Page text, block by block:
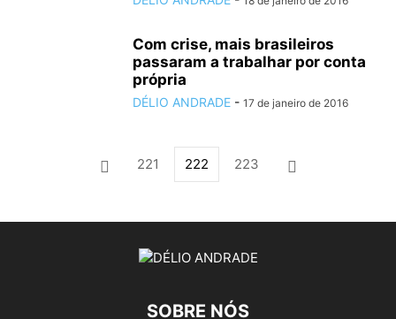
Com crise, mais brasileiros
passaram a trabalhar por conta
própria
DÉLIO ANDRADE - 17 de janeiro de 2016
221 222 223
SOBRE NÓS